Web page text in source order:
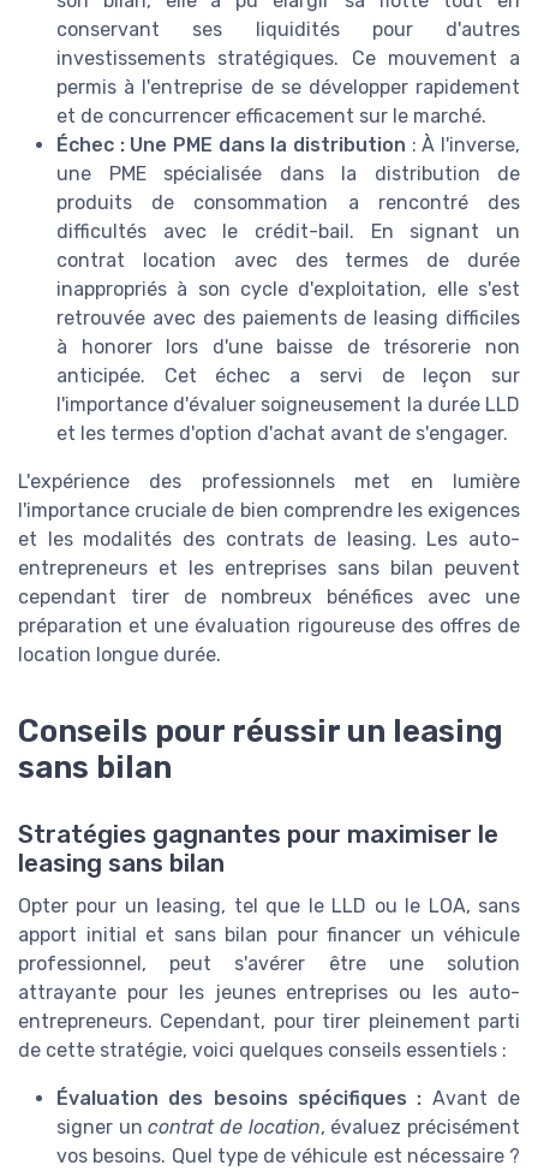
conservant ses liquidités pour d'autres
investissements stratégiques. Ce mouvement a
permis à l'entreprise de se développer rapidement
et de concurrencer efficacement sur le marché.
Échec : Une PME dans la distribution : À l'inverse,
une PME spécialisée dans la distribution de
produits de consommation a rencontré des
difficultés avec le crédit-bail. En signant un
contrat location avec des termes de durée
inappropriés à son cycle d'exploitation, elle s'est
retrouvée avec des paiements de leasing difficiles
à honorer lors d'une baisse de trésorerie non
anticipée. Cet échec a servi de leçon sur
l'importance d'évaluer soigneusement la durée LLD
et les termes d'option d'achat avant de s'engager.
L'expérience des professionnels met en lumière
l'importance cruciale de bien comprendre les exigences
et les modalités des contrats de leasing. Les auto-
entrepreneurs et les entreprises sans bilan peuvent
cependant tirer de nombreux bénéfices avec une
préparation et une évaluation rigoureuse des offres de
location longue durée.
Conseils pour réussir un leasing
sans bilan
Stratégies gagnantes pour maximiser le
leasing sans bilan
Opter pour un leasing, tel que le LLD ou le LOA, sans
apport initial et sans bilan pour financer un véhicule
professionnel, peut s'avérer être une solution
attrayante pour les jeunes entreprises ou les auto-
entrepreneurs. Cependant, pour tirer pleinement parti
de cette stratégie, voici quelques conseils essentiels :
Évaluation des besoins spécifiques : Avant de
signer uncontrat de location, évaluez précisément
vos besoins. Quel type de véhicule est nécessaire ?